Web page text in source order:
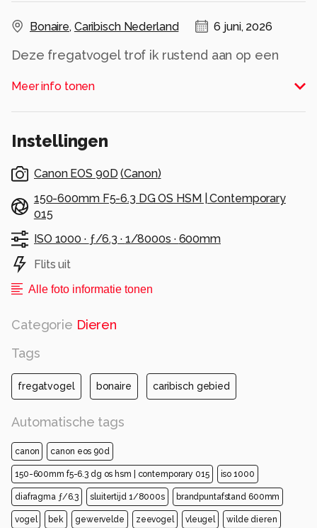
Bonaire, Caribisch Nederland 6 juni, 2026
Deze fregatvogel trof ik rustend aan op een
van 2,4 meter.
Meer info tonen
Instellingen
Canon EOS 90D (Canon)
150-600mm F5-6.3 DG OS HSM | Contemporary
015
ISO 1000 · ƒ/6.3 · 1/8000s · 600mm
Flits uit
Alle foto informatie tonen
Categorie Dieren
Tags
fregatvogel bonaire caribisch gebied
Automatische tags
canon canon eos 90d
150-600mm f5-6.3 dg os hsm | contemporary 015 iso 1000
diafragma ƒ/6.3 sluitertijd 1/8000s brandpuntafstand 600mm
vogel bek gewervelde zeevogel vleugel wilde dieren